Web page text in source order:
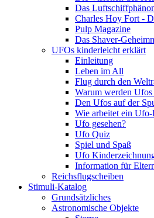
Das
Charles Hoy Fort -
Pulp Magazine
Das Shaver-
UFOs kinderleicht erklärt
Einleitung
Leben im All
Flug durch den
Warum werden Ufos
Den Ufos auf der
Wie arbeitet ein Ufo-
Ufo gesehen?
Ufo Quiz
Spiel und Spaß
Ufo
Information für
Reichsflugscheiben
Stimuli-Katalog
Grundsätzliches
Astronomische Objekte